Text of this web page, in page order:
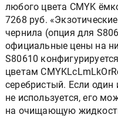
любого цвета CMYK
7268 руб.
чернила (опция для
официальные цены на
S80610
цветам
серебристый. Если
не используется, его
на очищающую